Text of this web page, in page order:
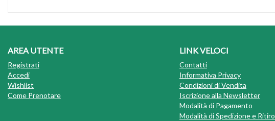
AREA UTENTE
Registrati
Accedi
Wishlist
Come Prenotare
LINK VELOCI
Contatti
Informativa Privacy
Condizioni di Vendita
Iscrizione alla Newsletter
Modalità di Pagamento
Modalità di Spedizione e Ritiro